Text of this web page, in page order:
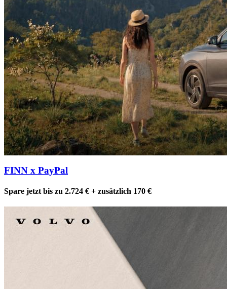
FINN x PayPal
Spare jetzt bis zu 2.724 € + zusätzlich 170 €